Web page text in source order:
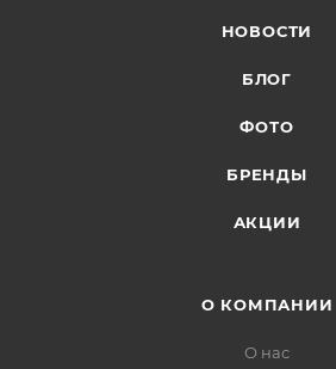
НОВОСТИ
БЛОГ
ФОТО
БРЕНДЫ
АКЦИИ
О КОМПАНИИ
О нас